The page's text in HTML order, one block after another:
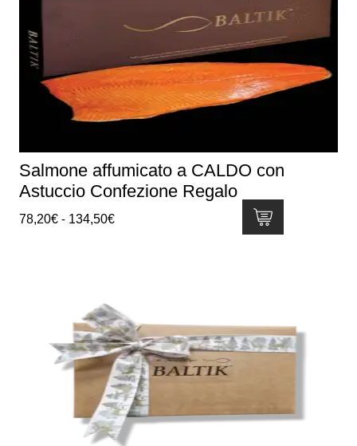
Salmone affumicato a CALDO con
Astuccio Confezione Regalo
78,20€ - 134,50€Fascia
134,50€
Le
opzioni
possono
scelte